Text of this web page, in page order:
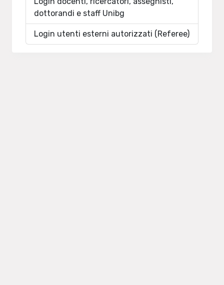
dottorandi e staff Unibg
Login utenti esterni autorizzati (Referee)